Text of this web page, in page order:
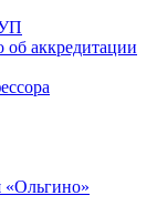
об аккредитации
«Ольгино»